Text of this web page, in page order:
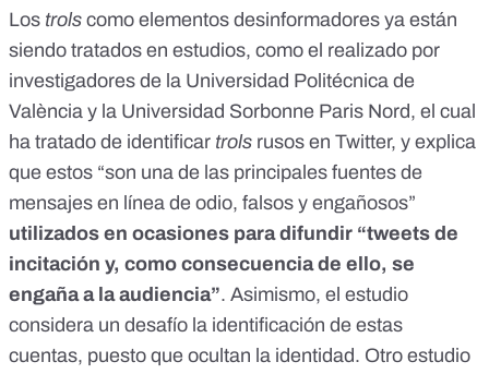
Los trols como elementos desinformadores ya están
siendo tratados en estudios, como el realizado por
investigadores de la Universidad Politécnica de
València y la Universidad Sorbonne Paris Nord, el cual
ha tratado de identificar trols rusos en Twitter, y explica
que estos “son una de las principales fuentes de
mensajes en línea de odio, falsos y engañosos”
utilizados en ocasiones para difundir “tweets de
incitación y, como consecuencia de ello, se
engaña a la audiencia”. Asimismo, el estudio
considera un desafío la identificación de estas
cuentas, puesto que ocultan la identidad. Otro estudio